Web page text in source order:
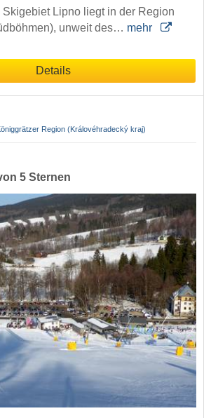
Lipno liegt in der Region
unweit des… mehr
Details
Region (Královéhradecký kraj)
5 Sternen